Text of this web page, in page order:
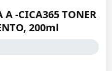
-CICA365 TONER
200ml